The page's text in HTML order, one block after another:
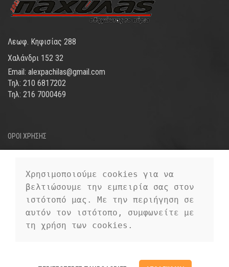
Λεωφ. Κηφισίας 288
Χαλάνδρι 152 32
Email: alexpachilas@gmail.com
Τηλ: 210 6817202
Τηλ: 216 7000469
ΟΡΟΙ ΧΡΗΣΗΣ
ΤΡΟΠΟΙ ΠΛΗΡΩΜΗΣ
ΠΡΟΣΩΠΙΚΑ ΔΕΔΟΜΕΝΑ
EUROFIGUREPREMIUM E-COMMERCE
Χρησιμοποιούμε cookies για να
βελτιώσουμε την εμπειρία σας στον
ιστότοπό μας. Με την περιήγηση σε
αυτόν τον ιστότοπο, συμφωνείτε με
τη χρήση των cookies.